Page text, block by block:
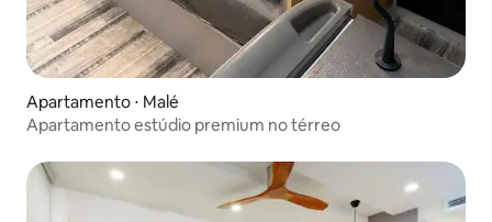
Apartamento ⋅ Malé
Apartamento estúdio premium no térreo